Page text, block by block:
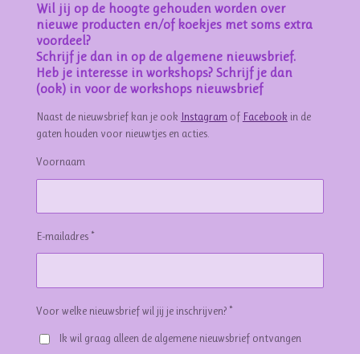
Wil jij op de hoogte gehouden worden over
nieuwe producten en/of koekjes met soms extra
voordeel?
Schrijf je dan in op de algemene nieuwsbrief.
Heb je interesse in workshops? Schrijf je dan
(ook) in voor de workshops nieuwsbrief
Naast de nieuwsbrief kan je ook Instagram of Facebook in de
gaten houden voor nieuwtjes en acties.
Voornaam
E-mailadres *
Voor welke nieuwsbrief wil jij je inschrijven? *
Ik wil graag alleen de algemene nieuwsbrief ontvangen